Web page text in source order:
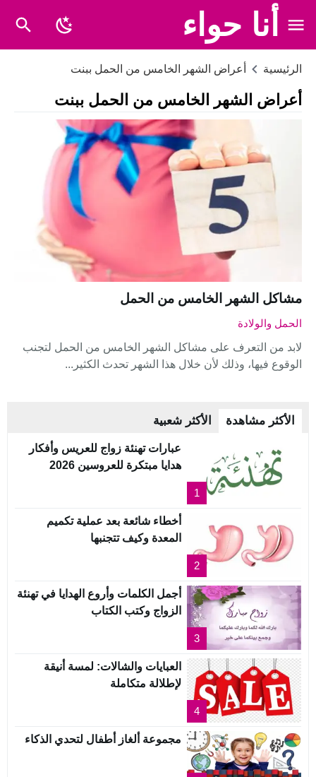
أنا حواء
الرئيسية أعراض الشهر الخامس من الحمل ببنت
أعراض الشهر الخامس من الحمل ببنت
مشاكل الشهر الخامس من الحمل
الحمل والولادة
لابد من التعرف على مشاكل الشهر الخامس من الحمل لتجنب
الوقوع فيها، وذلك لأن خلال هذا الشهر تحدث الكثير...
الأكثر مشاهدة الأكثر شعبية
1
عبارات تهنئة زواج للعريس وأفكار
هدايا مبتكرة للعروسين 2026
2
أخطاء شائعة بعد عملية تكميم
المعدة وكيف تتجنبها
3
أجمل الكلمات وأروع الهدايا في تهنئة
الزواج وكتب الكتاب
4
العبايات والشالات: لمسة أنيقة
لإطلالة متكاملة
مجموعة ألغاز أطفال لتحدي الذكاء